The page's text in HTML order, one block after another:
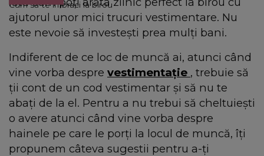
Cum să te îmbraci la birou
ajutorul unor mici trucuri vestimentare. Nu
este nevoie să investești prea mulți bani.
Indiferent de ce loc de muncă ai, atunci când
vine vorba despre vestimentație , trebuie să
ții cont de un cod vestimentar și să nu te
abați de la el. Pentru a nu trebui să cheltuiești
o avere atunci când vine vorba despre
hainele pe care le porți la locul de muncă, îți
propunem câteva sugestii pentru a-ți